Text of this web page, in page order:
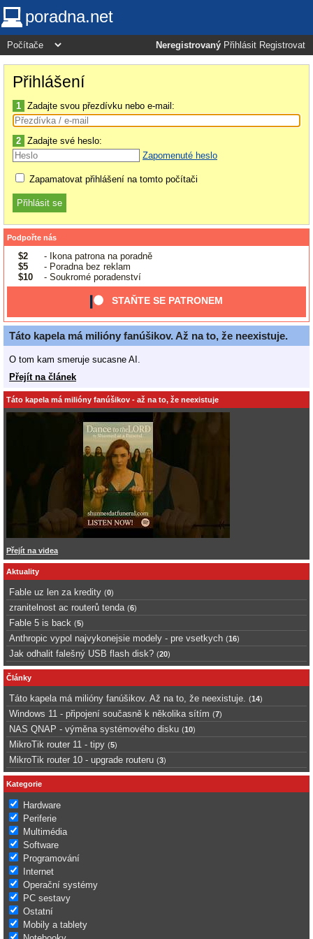
poradna.net
Neregistrovaný Přihlásit Registrovat
Přihlášení
1 Zadajte svou přezdívku nebo e-mail:
2 Zadajte své heslo:
Zapomenuté heslo
Zapamatovat přihlášení na tomto počítači
Podpořte nás
$2
- Ikona patrona na poradně
$5
- Poradna bez reklam
$10
- Soukromé poradenství
STAŇTE SE PATRONEM
Táto kapela má milióny fanúšikov. Až na to, že neexistuje.
O tom kam smeruje sucasne AI.
Přejít na článek
Táto kapela má milióny fanúšikov - až na to, že neexistuje
Přejít na videa
Aktuality
Fable uz len za kredity (0)
zranitelnost ac routerů tenda (6)
Fable 5 is back (5)
Anthropic vypol najvykonejsie modely - pre vsetkych (16)
Jak odhalit falešný USB flash disk? (20)
Články
Táto kapela má milióny fanúšikov. Až na to, že neexistuje. (14)
Windows 11 - připojení současně k několika sítím (7)
NAS QNAP - výměna systémového disku (10)
MikroTik router 11 - tipy (5)
MikroTik router 10 - upgrade routeru (3)
Kategorie
Hardware
Periferie
Multimédia
Software
Programování
Internet
Operační systémy
PC sestavy
Ostatní
Mobily a tablety